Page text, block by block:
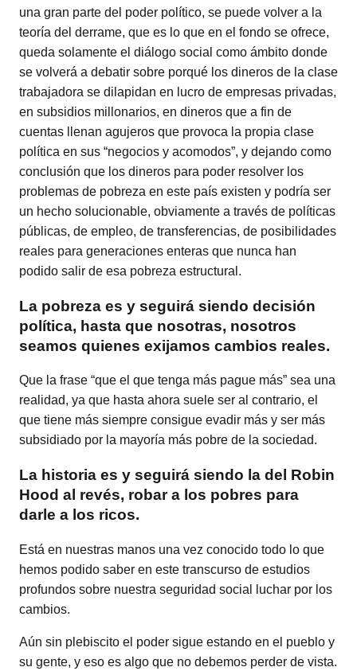
una gran parte del poder político, se puede volver a la
teoría del derrame, que es lo que en el fondo se ofrece,
queda solamente el diálogo social como ámbito donde
se volverá a debatir sobre porqué los dineros de la clase
trabajadora se dilapidan en lucro de empresas privadas,
en subsidios millonarios, en dineros que a fin de
cuentas llenan agujeros que provoca la propia clase
política en sus “negocios y acomodos”, y dejando como
conclusión que los dineros para poder resolver los
problemas de pobreza en este país existen y podría ser
un hecho solucionable, obviamente a través de políticas
públicas, de empleo, de transferencias, de posibilidades
reales para generaciones enteras que nunca han
podido salir de esa pobreza estructural.
La pobreza es y seguirá siendo decisión
política, hasta que nosotras, nosotros
seamos quienes exijamos cambios reales.
Que la frase “que el que tenga más pague más” sea una
realidad, ya que hasta ahora suele ser al contrario, el
que tiene más siempre consigue evadir más y ser más
subsidiado por la mayoría más pobre de la sociedad.
La historia es y seguirá siendo la del Robin
Hood al revés, robar a los pobres para
darle a los ricos.
Está en nuestras manos una vez conocido todo lo que
hemos podido saber en este transcurso de estudios
profundos sobre nuestra seguridad social luchar por los
cambios.
Aún sin plebiscito el poder sigue estando en el pueblo y
su gente, y eso es algo que no debemos perder de vista.